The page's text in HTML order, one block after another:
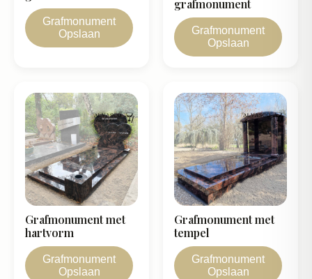
Grafmonument
Opslaan
Grafmonument
Opslaan
grafmonument
Grafmonument
Opslaan
Grafmonument met
hartvorm
Grafmonument
Opslaan
Grafmonument met
tempel